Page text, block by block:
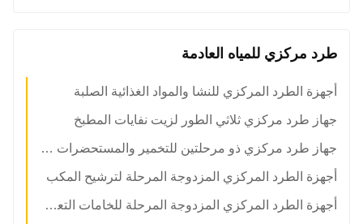
طرد مركزي للمياه العادمة
أجهزة الطرد المركزي للنشا والمواد الغذائية الصلبة
جهاز طرد مركزي ثلاثي الطور لزيت نفايات المطبخ
جهاز طرد مركزي ذو مرحلتين للتخمير والمستحضرات الصيدلانية الحيوية
أجهزة الطرد المركزي المزدوجة المرحلة لترشيح المكب
أجهزة الطرد المركزي المزدوجة المرحلة للخامات التعدين